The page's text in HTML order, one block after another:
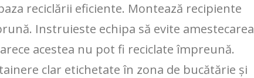
reciclării eficiente. Montează recipiente
Instruieste echipa să evite amestecarea
acestea nu pot fi reciclate împreună.
clar etichetate în zona de bucătărie și